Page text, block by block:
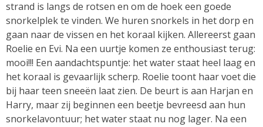
strand is langs de rotsen en om de hoek een goede
snorkelplek te vinden. We huren snorkels in het dorp en
gaan naar de vissen en het koraal kijken. Allereerst gaan
Roelie en Evi. Na een uurtje komen ze enthousiast terug:
mooi!!! Een aandachtspuntje: het water staat heel laag en
het koraal is gevaarlijk scherp. Roelie toont haar voet die
bij haar teen sneeën laat zien. De beurt is aan Harjan en
Harry, maar zij beginnen een beetje bevreesd aan hun
snorkelavontuur; het water staat nu nog lager. Na een